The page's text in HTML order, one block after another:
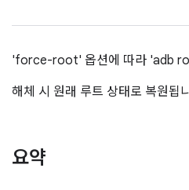
'force-root' 옵션에 따라 'adb
해체 시 원래 루트 상태로 복원됩
요약